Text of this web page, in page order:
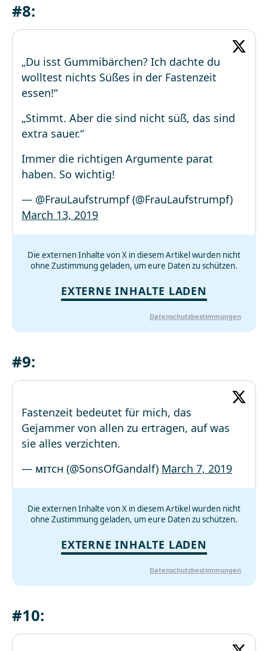
#8:
„Du isst Gummibärchen? Ich dachte du
wolltest nichts Süßes in der Fastenzeit
essen!“
„Stimmt. Aber die sind nicht süß, das sind
extra sauer.“
Immer die richtigen Argumente parat
haben. So wichtig!
— @FrauLaufstrumpf (@FrauLaufstrumpf)
March 13, 2019
Die externen Inhalte von X in diesem Artikel wurden nicht
ohne Zustimmung geladen, um eure Daten zu schützen.
EXTERNE INHALTE LADEN
Datenschutzbestimmungen
#9:
Fastenzeit bedeutet für mich, das
Gejammer von allen zu ertragen, auf was
sie alles verzichten.
— ᴍɪᴛᴄʜ (@SonsOfGandalf) March 7, 2019
Die externen Inhalte von X in diesem Artikel wurden nicht
ohne Zustimmung geladen, um eure Daten zu schützen.
EXTERNE INHALTE LADEN
Datenschutzbestimmungen
#10: